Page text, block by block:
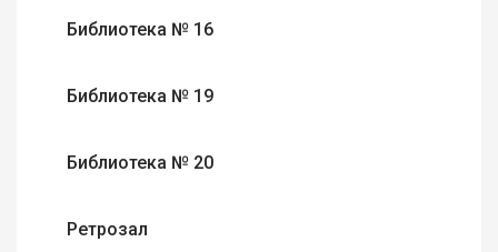
Библиотека № 16
Библиотека № 19
Библиотека № 20
Ретрозал